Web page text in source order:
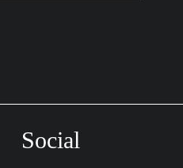
Social